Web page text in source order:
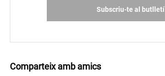
Subscriu-te al butlletí
Comparteix amb amics